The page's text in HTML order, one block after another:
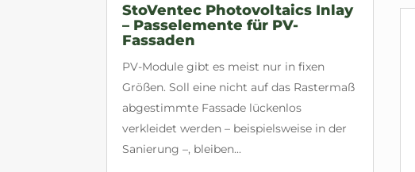
StoVentec Photovoltaics Inlay
– Passelemente für PV-
Fassaden
PV-Module gibt es meist nur in fixen
Größen. Soll eine nicht auf das Rastermaß
abgestimmte Fassade lückenlos
verkleidet werden – beispielsweise in der
Sanierung –, bleiben...